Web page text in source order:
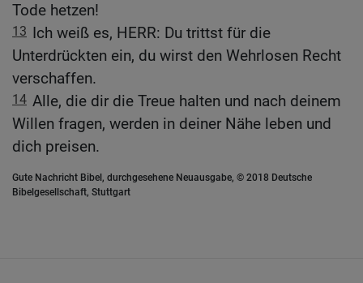
Tode hetzen!
13 Ich weiß es, HERR: Du trittst für die
Unterdrückten ein, du wirst den Wehrlosen Recht
verschaffen.
14 Alle, die dir die Treue halten und nach deinem
Willen fragen, werden in deiner Nähe leben und
dich preisen.
Gute Nachricht Bibel, durchgesehene Neuausgabe, © 2018 Deutsche
Bibelgesellschaft, Stuttgart